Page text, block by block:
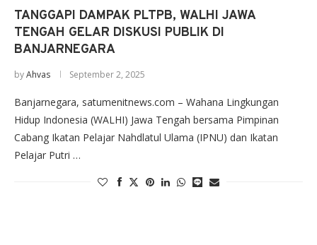
TANGGAPI DAMPAK PLTPB, WALHI JAWA
TENGAH GELAR DISKUSI PUBLIK DI
BANJARNEGARA
byAhvas September 2, 2025
Banjarnegara, satumenitnews.com – Wahana Lingkungan
Hidup Indonesia (WALHI) Jawa Tengah bersama Pimpinan
Cabang Ikatan Pelajar Nahdlatul Ulama (IPNU) dan Ikatan
Pelajar Putri …